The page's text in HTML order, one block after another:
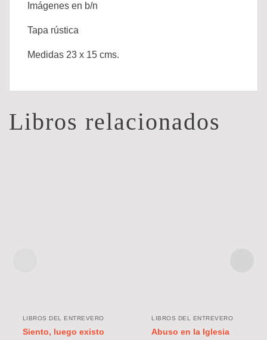
Imágenes en b/n
Tapa rústica
Medidas 23 x 15 cms.
Libros relacionados
LIBROS DEL ENTREVERO
Siento, luego existo
LIBROS DEL ENTREVERO
Abuso en la Iglesia